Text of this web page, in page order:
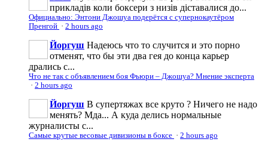
прикладів коли боксери з низів діставалися до...
Официально: Энтони Джошуа подерётся с супернокаутёром
Пренгой · 2 hours ago
Йоргуш Надеюсь что то случится и это порно
отменят, что бы эти два гея до конца карьер
дрались с...
Что не так с объявлением боя Фьюри – Джошуа? Мнение эксперта
· 2 hours ago
Йоргуш В супертяжах все круто ? Ничего не надо
менять? Мда... А куда делись нормальные
журналисты с...
Самые крутые весовые дивизионы в боксе · 2 hours ago